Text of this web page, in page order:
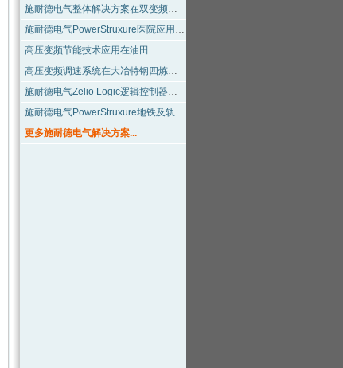
施耐德电气整体解决方案在双变频卷染机上的应用
施耐德电气PowerStruxure医院应用方案
高压变频节能技术应用在油田
高压变频调速系统在大冶特钢四炼钢电炉除尘风机上的应用
施耐德电气Zelio Logic逻辑控制器在棉纺细纱机上的应用
施耐德电气PowerStruxure地铁及轨道交通应用方案
更多施耐德电气解决方案...